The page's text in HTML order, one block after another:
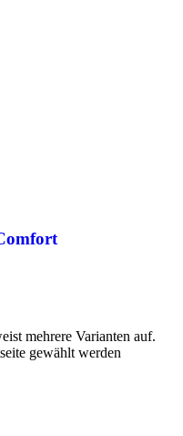
mehrere Varianten auf.
gewählt werden